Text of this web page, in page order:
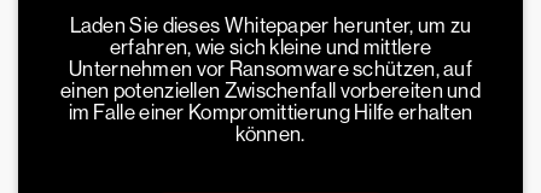
Laden Sie dieses Whitepaper herunter, um zu
erfahren, wie sich kleine und mittlere
Unternehmen vor Ransomware schützen, auf
einen potenziellen Zwischenfall vorbereiten und
im Falle einer Kompromittierung Hilfe erhalten
können.